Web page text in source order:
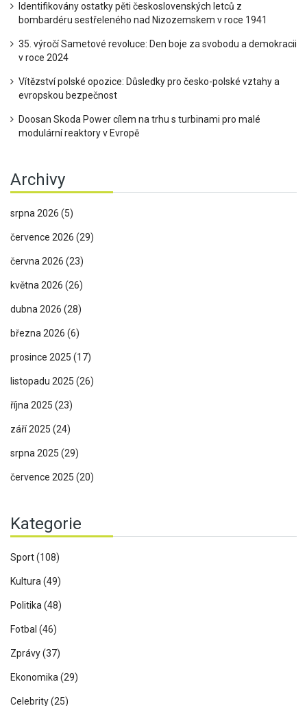
Identifikovány ostatky pěti československých letců z
bombardéru sestřeleného nad Nizozemskem v roce 1941
35. výročí Sametové revoluce: Den boje za svobodu a demokracii
v roce 2024
Vítězství polské opozice: Důsledky pro česko-polské vztahy a
evropskou bezpečnost
Doosan Skoda Power cílem na trhu s turbinami pro malé
modulární reaktory v Evropě
Archivy
srpna 2026 (5)
července 2026 (29)
června 2026 (23)
května 2026 (26)
dubna 2026 (28)
března 2026 (6)
prosince 2025 (17)
listopadu 2025 (26)
října 2025 (23)
září 2025 (24)
srpna 2025 (29)
července 2025 (20)
Kategorie
Sport(108)
Kultura(49)
Politika(48)
Fotbal (46)
Zprávy(37)
Ekonomika(29)
Celebrity(25)